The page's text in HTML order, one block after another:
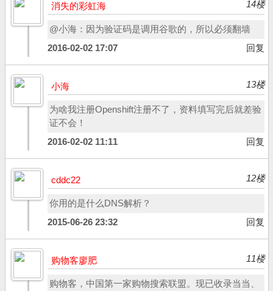
消失的彩虹海 14楼
@小海：因为验证码是调用谷歌的，所以必须翻墙
2016-02-02 17:07
回复
小海 13楼
为啥我注册Openshift注册不了，资料填写完后就差验
证不会！
2016-02-02 11:11
回复
cddc22 12楼
你用的是什么DNS解析？
2015-06-26 23:32
回复
购物客廖肥 11楼
购物客，中国第一家购物搜索联盟。现已收录当当、